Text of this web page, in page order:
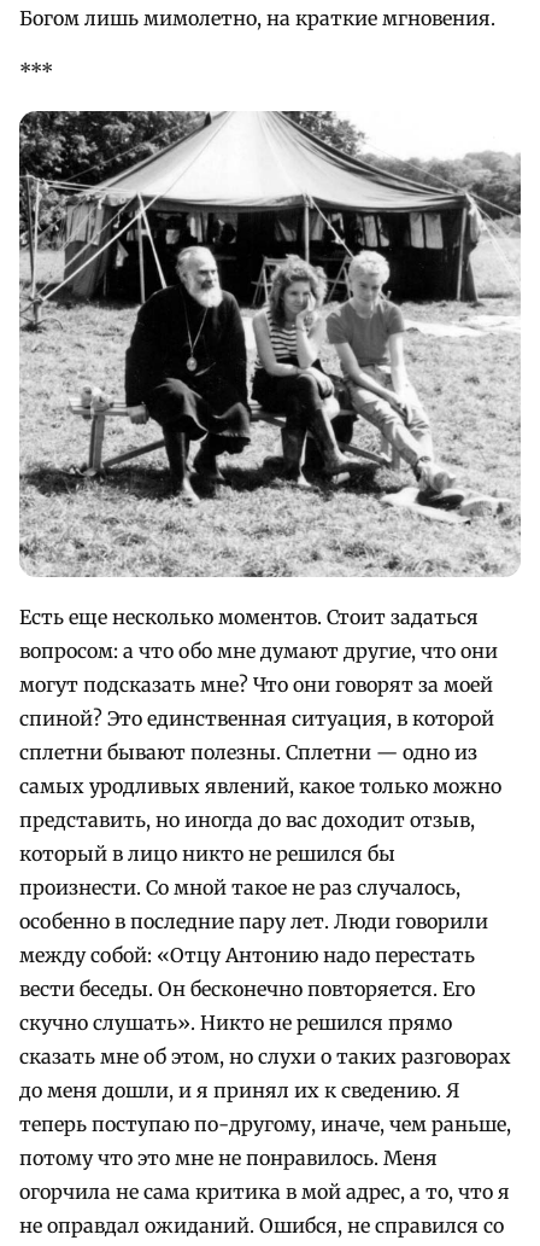
Богом лишь мимолетно, на краткие мгновения.
***
Есть еще несколько моментов. Стоит задаться
вопросом: а что обо мне думают другие, что они
могут подсказать мне? Что они говорят за моей
спиной? Это единственная ситуация, в которой
сплетни бывают полезны. Сплетни — одно из
самых уродливых явлений, какое только можно
представить, но иногда до вас доходит отзыв,
который в лицо никто не решился бы
произнести. Со мной такое не раз случалось,
особенно в последние пару лет. Люди говорили
между собой: «Отцу Антонию надо перестать
вести беседы. Он бесконечно повторяется. Его
скучно слушать». Никто не решился прямо
сказать мне об этом, но слухи о таких разговорах
до меня дошли, и я принял их к сведению. Я
теперь поступаю по-другому, иначе, чем раньше,
потому что это мне не понравилось. Меня
огорчила не сама критика в мой адрес, а то, что я
не оправдал ожиданий. Ошибся, не справился со